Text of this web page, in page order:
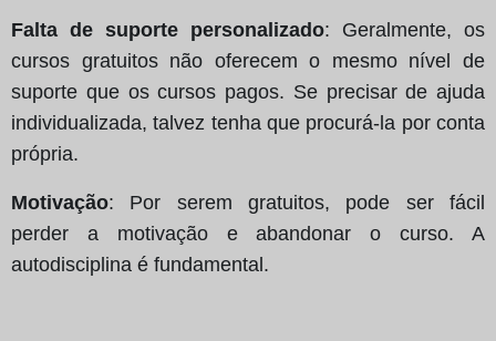
Falta de suporte personalizado: Geralmente, os
cursos gratuitos não oferecem o mesmo nível de
suporte que os cursos pagos. Se precisar de ajuda
individualizada, talvez tenha que procurá-la por conta
própria.
Motivação: Por serem gratuitos, pode ser fácil
perder a motivação e abandonar o curso. A
autodisciplina é fundamental.